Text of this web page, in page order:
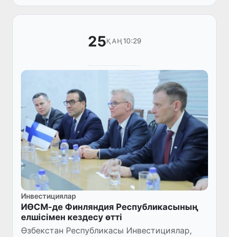
Республикасындағы Төте...
25ҚАҢ 10:29
Инвестициялар
ИӨСМ-де Финляндия Республикасының
елшісімен кездесу өтті
Өзбекстан Республикасы Инвестициялар,